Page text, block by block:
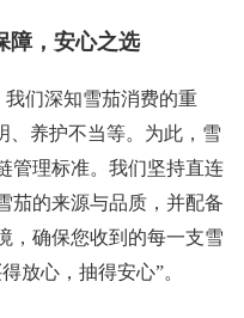
，安心之选
们深知雪茄消费的重
养护不当等。为此，雪
管理标准。我们坚持直连
茄的来源与品质，并配备
，确保您收到的每一支雪
放心，抽得安心”。